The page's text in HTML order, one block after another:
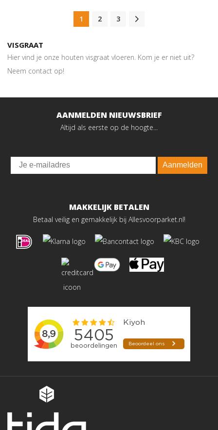
1 2 3
VISGRAAT
Hier vind je onze houten visgraat vloeren. Kom je er niet uit?
Neem contact op!
AANMELDEN NIEUWSBRIEF
Altijd als eerste op de hoogte...
Email
Aanmelden
MAKKELIJK BETALEN
Betaal veilig en gemakkelijk bij Allesvoorparket.nl!